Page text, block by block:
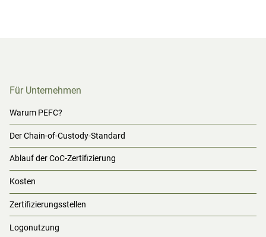
Für Unternehmen
Warum PEFC?
Der Chain-of-Custody-Standard
Ablauf der CoC-Zertifizierung
Kosten
Zertifizierungsstellen
Logonutzung